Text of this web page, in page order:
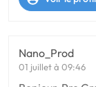
Nano_Prod
01 juillet à 09:46